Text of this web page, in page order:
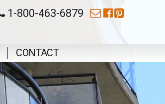
1-800-463-6879
CONTACT